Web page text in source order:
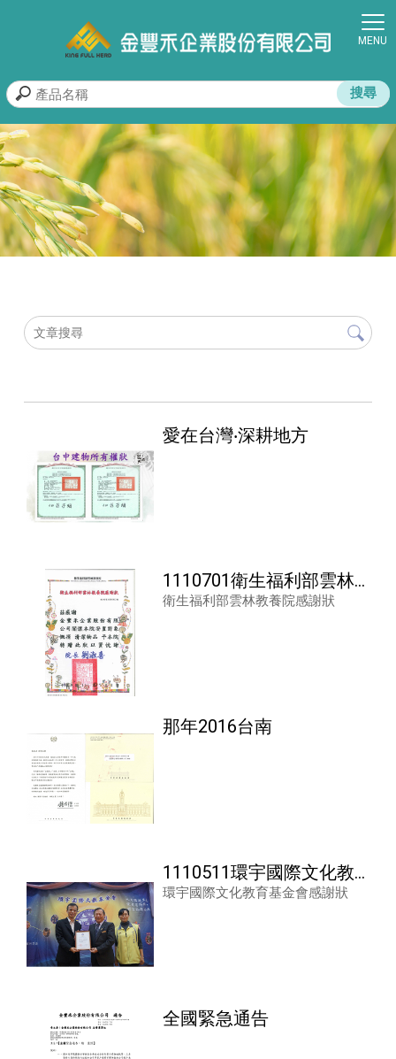
愛在台灣‧深耕地方
1110701衛生福利部雲林
教養院
衛生福利部雲林教養院感謝狀
那年2016台南
1110511環宇國際文化教
育基金會
環宇國際文化教育基金會感謝狀
全國緊急通告